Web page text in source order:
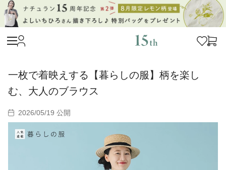
一枚で着映えする【暮らしの服】柄を楽し
む、大人のブラウス
2026/05/19 公開